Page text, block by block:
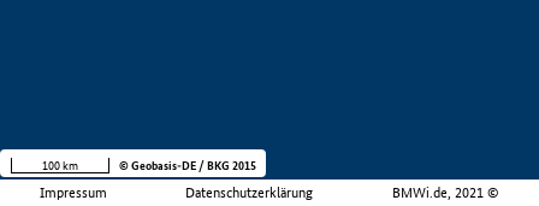
Impressum Datenschutzerklärung BMWi.de, 2021 ©
100 km © Geobasis-DE / BKG 2015